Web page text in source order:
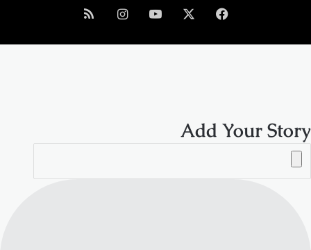
فيسبوك ‫YouTubeانستقرامملخص
الموقع
Add Your Story